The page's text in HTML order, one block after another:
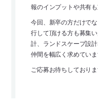
報のインプットや共有も
今回、新卒の方だけで
行して頂ける方も募集
計、ランドスケープ設
仲間を幅広く求めていま
ご応募お待ちしておりま